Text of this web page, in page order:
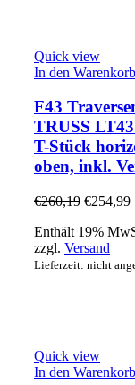
Quick view
In den Warenkorb
F43
TRUSS
T-Stück
oben, inkl.
€260,19 €254,99
Enthält 19%
zzgl. Versand
Lieferzeit: nicht
Quick view
In den Warenkorb